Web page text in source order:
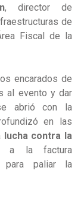
, director de
de
Fiscal de la
encarados de
al evento y dar
abrió con la
en las
lucha contra la
a la factura
para paliar la